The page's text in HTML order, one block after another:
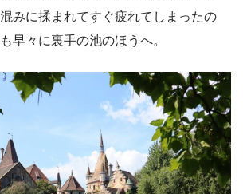
みに揉まれてすぐ疲れてしまったの
早々に裏手の池のほうへ。